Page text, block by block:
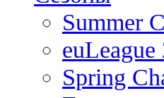
Summer
euLeague
Spring